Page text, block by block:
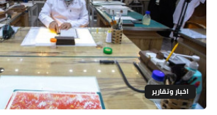
اخبار وتقارير